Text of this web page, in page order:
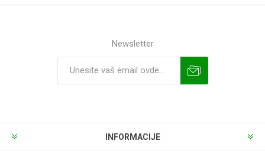
Newsletter
INFORMACIJE